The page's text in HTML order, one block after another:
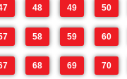
48 49 50
58 59 60
68 69 70